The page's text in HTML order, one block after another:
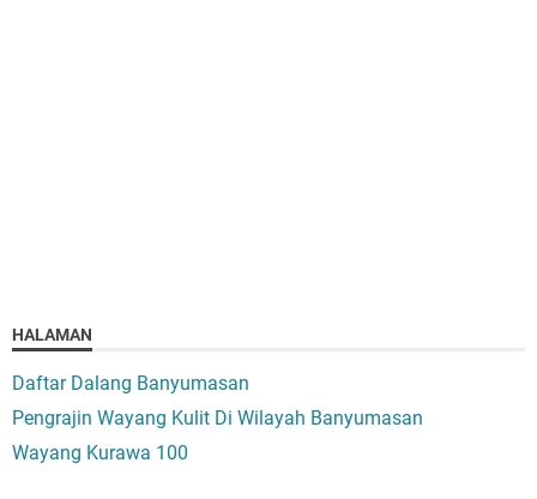
HALAMAN
Daftar Dalang Banyumasan
Pengrajin Wayang Kulit Di Wilayah Banyumasan
Wayang Kurawa 100